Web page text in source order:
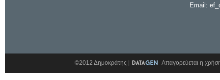
Email:
©2012 Δημοκράτης | Απαγορεύεται η